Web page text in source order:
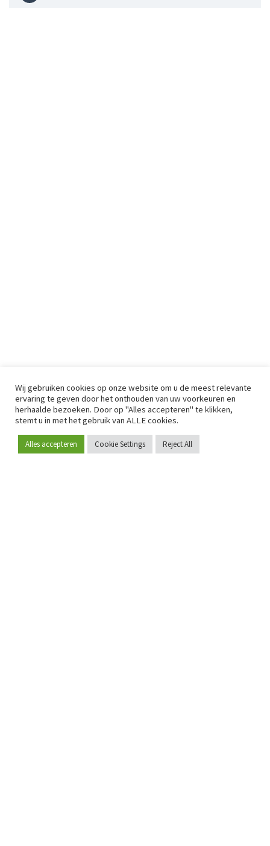
Word lid
Wij gebruiken cookies op onze website om u de meest relevante
ervaring te geven door het onthouden van uw voorkeuren en
herhaalde bezoeken. Door op "Alles accepteren" te klikken,
stemt u in met het gebruik van ALLE cookies.
Alles accepteren Cookie Settings Reject All